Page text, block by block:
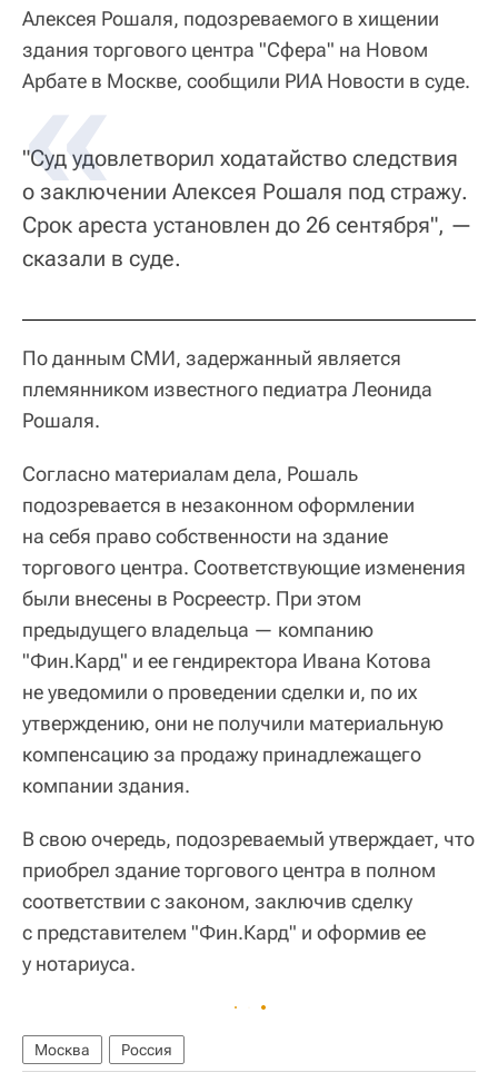
Алексея Рошаля, подозреваемого в хищении
здания торгового центра "Сфера" на Новом
Арбате в Москве, сообщили РИА Новости в суде.
"Суд удовлетворил ходатайство следствия
о заключении Алексея Рошаля под стражу.
Срок ареста установлен до 26 сентября", —
сказали в суде.
По данным СМИ, задержанный является
племянником известного педиатра Леонида
Рошаля.
Согласно материалам дела, Рошаль
подозревается в незаконном оформлении
на себя право собственности на здание
торгового центра. Соответствующие изменения
были внесены в Росреестр. При этом
предыдущего владельца — компанию
"Фин.Кард" и ее гендиректора Ивана Котова
не уведомили о проведении сделки и, по их
утверждению, они не получили материальную
компенсацию за продажу принадлежащего
компании здания.
В свою очередь, подозреваемый утверждает, что
приобрел здание торгового центра в полном
соответствии с законом, заключив сделку
с представителем "Фин.Кард" и оформив ее
у нотариуса.
Москва Россия